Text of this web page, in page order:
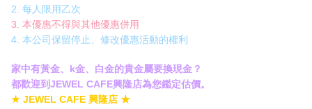
2. 每人限用乙次
3. 本優惠不得與其他優惠併用
4. 本公司保留停止、修改優惠活動的權利
家中有黃金、k金、白金的貴金屬要換現金？
都歡迎到JEWEL CAFE興隆店為您鑑定估價。
★ JEWEL CAFE 興隆店 ★